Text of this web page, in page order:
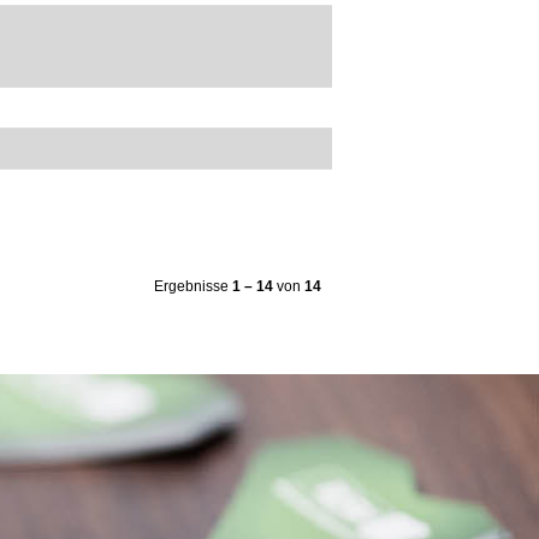
Ergebnisse 1 – 14 von 14